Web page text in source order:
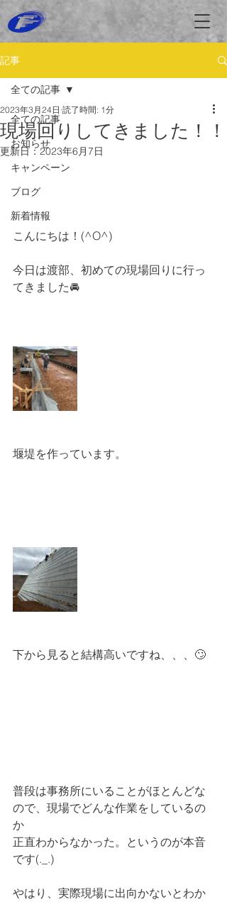
記事
全ての記事
お知らせ
キャンペーン
ブログ
新着情報
全ての記事
現場回りしてきました！！
2023年3月24日 読了時間: 1分
更新日：2023年6月7日
こんにちは！(^O^)
今日は渡部、初めての現場回りに行っ
てきました🚘
堰堤を作っています。
下から見ると結構高いですね、、、🙄
普段は事務所にいることがほとんどな
ので、現場でどんな作業をしているの
か
正直わからなかった。というのが本音
です(._.)
やはり、実際現場に出向かないとわか